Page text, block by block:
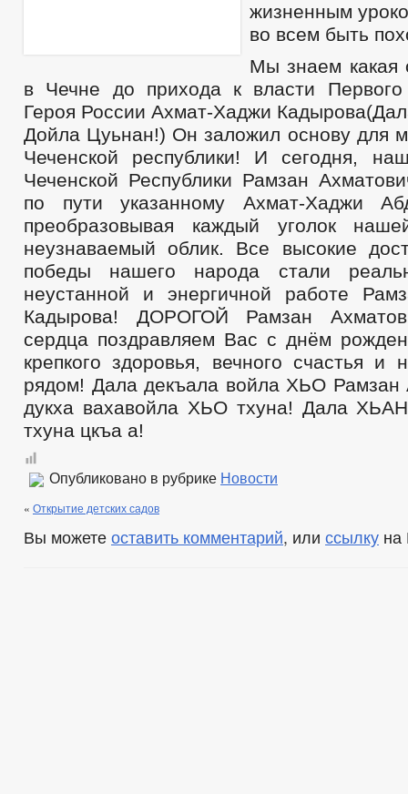
жизненным
во всем быть
Мы знаем какая
в Чечне до прихода к власти
Героя России Ахмат-Хаджи
Дойла Цуьнан!) Он заложил основу для
Чеченской республики! И сегодня,
Чеченской Республики Рамзан
по пути указанному Ахмат-Хаджи
преобразовывая каждый уголок
неузнаваемый облик. Все высокие
победы нашего народа стали
неустанной и энергичной работе
Кадырова! ДОРОГОЙ Рамзан
сердца поздравляем Вас с днём
крепкого здоровья, вечного счастья и
рядом! Дала декъала войла ХЬО Рамзан
дукха вахавойла ХЬО тхуна! Дала
тхуна цкъа а!
Опубликовано в рубрике Новости
« Открытие детских садов
Вы можете оставить комментарий, или ссылку на